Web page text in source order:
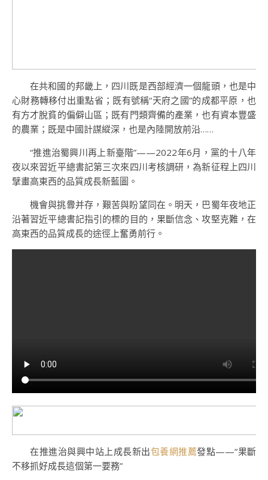
在共和國的邦畿上，四川既是西部經濟一個龍頭，也是中
心財務轉移付出重點省；既有號稱“天府之國”的成都平原，也
有方才脫貧的偏僻山區；既有門類齊備的產業，也有資本豐盛
的農業；既是中國計謀縱深，也是內陸開放前沿……
“推進治蜀興川再上新臺階”——2022年6月，黨的十八年
夜以來習近平總書記第三次來四川考核調研，為新征程上四川
擘畫高東西的品質成長新藍圖。
機會與挑釁并存，艱苦與盼望同在。明天，巴蜀年夜地正
沿著習近平總書記指引的標的目的，果斷信念、攻堅克難，在
高東西的品質成長的途徑上奮勇前行。
在推進治與興中站上成長新出包養網推薦發點——“果斷
不移抓好成長這個第一要務”